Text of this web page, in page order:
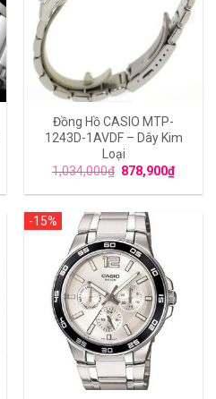
Đồng Hồ CASIO MTP-
1243D-1AVDF – Dây Kim
Loại
1,034,000₫ 878,900₫
-15%